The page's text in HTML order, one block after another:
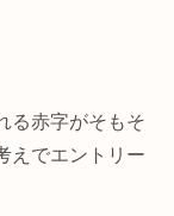
る赤字がそもそ
えでエントリー